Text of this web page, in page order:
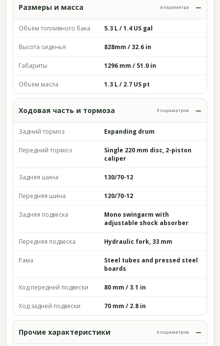
Размеры и масса 4 параметра
Объём топливного бака 5.3 L / 1.4 US gal
Высота сиденья 828mm / 32.6 in
Габариты 1296 mm / 51.0 in
Объем масла 1.3 L / 2.7 US pt
Ходовая часть и тормоза 9 параметров
Задний тормоз Expanding drum
Передний тормоз
Single 220 mm disc, 2-piston
caliper
Задняя шина 130/70-12
Передняя шина 120/70-12
Задняя подвеска
Mono swingarm with
adjustable shock absorber
Передняя подвеска Hydraulic fork, 33 mm
Рама
Steel tubes and pressed steel
boards
Ход передней подвески 80 mm / 3.1 in
Ход задней подвески 70 mm / 2.8 in
Прочие характеристики 6 параметров